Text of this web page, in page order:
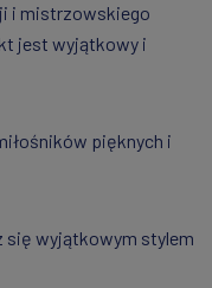
i mistrzowskiego
jest wyjątkowy i
pięknych i
się wyjątkowym stylem